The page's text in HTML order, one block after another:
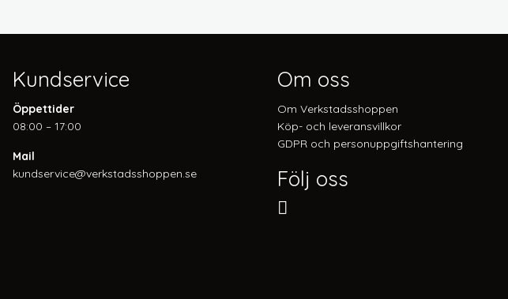
Kundservice
Öppettider
08:00 – 17:00
Mail
kundservice@verkstadsshoppen.se
Om oss
Om Verkstadsshoppen
Köp- och leveransvillkor
GDPR och personuppgiftshantering
Följ oss